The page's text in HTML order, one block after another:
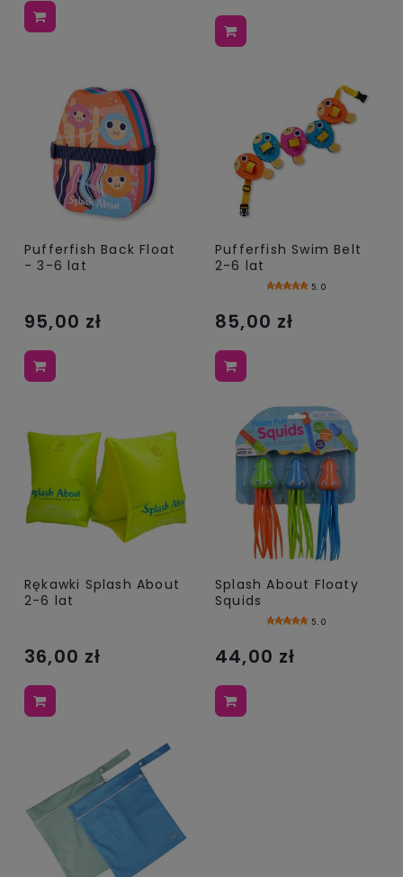
Pufferfish Back Float
- 3-6 lat
95,00 zł
Pufferfish Swim Belt
2-6 lat
5.0
85,00 zł
Rękawki Splash About
2-6 lat
36,00 zł
Splash About Floaty
Squids
5.0
44,00 zł